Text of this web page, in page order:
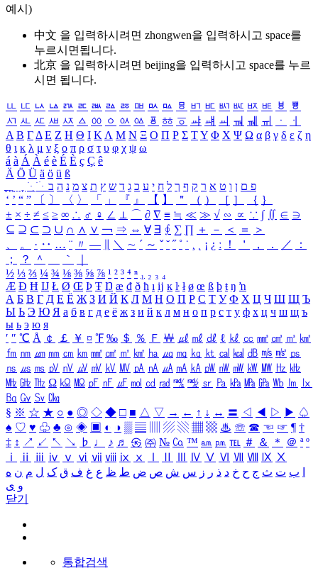
예시)
中文 을 입력하시려면 zhongwen을 입력하시고 space를
누르시면됩니다.
北京 을 입력하시려면 beijing을 입력하시고 space를 누르
시면 됩니다.
ㅥ ㅦ ㅧ ㅨ ㅩ ㅪ ㅫ ㅬ ㅭ ㅮ ㅯ ㅰ ㅱ ㅲ ㅳ ㅴ ㅵ ㅶ ㅷ ㅸ
ㅹ
ㅺ ㅻ ㅼ ㅽ ㅾ ㅿ ㆀ ㆁ ㆂ ㆃ ㆄ ㆅ ㆆ ㆇ ㆈ ㆉ ㆊ ㆋ ㆌ ㆍ
ㆎ
Α Β ΓΔ Ε Ζ Η Θ Ι ΚΛ Μ Ν Ξ Ο Π Ρ Σ ΤΥ Φ Χ Ψ Ω α β γ δ ε ζ η
θ ι κ λ μ ν ξ ο π ρ σ τ υ φ χ ψ ω
á à Á À é è É È ç Ç ê
Ä Ö Ü ä ö ü ß
ִֶֹ ֻּ ׁׂ פ ם ן ו ט א ר ק ף ך ל ח י ע כ ג ד ש ץ ת צ מ נ ה ב
‘ ’ “ ” 〔 〕 〈 〉 「 」 『 』 【 】 ＂ （ ） ［ ］ ｛ ｝
± × ÷ ≠ ≤ ≥ ∞ ∴ ♂ ♀ ∠ ⊥ ⌒ ∂ ∇ ≡ ≒ ≪ ≫ √ ∽ ∝ ∵ ∫ ∬ ∈ ∋
⊆ ⊇ ⊂ ⊃ ∪ ∩ ∧ ∨ ￢ ⇒ ⇔ ∀ ∃ ∮ ∑ ∏ ＋ － ＜ ＝
＞
、
。 · ‥ … ¨ 〃 ― ＼ ∼ ´ ～ ˇ ˘ ˝ ˚ ˙ ¸ ¡ ¿ ː ！ ＇ ， ． ／
：
；
？ ＾ ｀
½ ⅓ ⅔ ¼ ¾ ⅛ ⅜ ⅝ ⅞ ¹ ² ³ ⁴ ⁿ ₁ ₂ ₃ ₄
Æ Ð Ħ Ĳ Ł Ø Œ Þ Ŧ Ŋ æ đ ð ħ ı ĳ ĸ ŀ ł ø œ ß þ ŧ ŋ ŉ
А Б В Г Д Е Ё Ж З И Й К Л М Н О П Р С Т У Ф Х Ц Ч Ш Щ Ъ
Ы Ь Э Ю Я а б в г д е ё ж з и й к л м н о п р с т у ф х ц ч ш щ ъ
ы ь э ю я
′ ″ ℃ Å ￠ ￡ ￥ ¤ ℉ ‰ ＄ ％ Ｆ ￦ ㎕ ㎖ ㎗ ℓ ㎘ ㏄ ㎣ ㎤ ㎥ ㎦
㎙ ㎚ ㎛ ㎜ ㎝ ㎞ ㎟ ㎠ ㎡ ㎢ ㏊ ㎍ ㎎ ㎏ ㏏ ㎈ ㎉ ㏈ ㎧ ㎨ ㎰
㎱ ㎲ ㎳ ㎴ ㎵ ㎶ ㎷ ㎸ ㎹ ㎀ ㎁ ㎂ ㎃ ㎄ ㎺ ㎻ ㎽ ㎾ ㎿ ㎐ ㎑
㎒ ㎓ ㎔ Ω ㏀ ㏁ ㎊ ㎋ ㎌ ㏖ ㏅ ㎭ ㎮ ㎯ ㏛ ㎩ ㎪ ㎫ ㎬ ㏝ ㏐
㏓
㏃ ㏉ ㏜ ㏆
§ ※ ☆ ★ ○ ● ◎ ◇ ◆ □ ■ △ ▽ → ← ↑ ↓ ↔ 〓 ◁ ◀ ▷ ▶ ♤
♠ ♡ ♥ ♧ ♣ ⊙ ◈ ▣ ◐ ◑ ▒ ▤ ▨ ▧ ▦ ▩ ♨ ☏ ☎ ☜ ☞ ¶ †
‡ ↕ ↗ ↙ ↖ ↘ ♭ ♩ ♪ ♬ ㉿ ㈜ № ㏇ ™ ㏂ ㏘ ℡ ＃ ＆ ＊ ＠ ª º
ⅰ
ⅱ ⅲ ⅳ ⅴ ⅵ ⅶ ⅷ ⅸ ⅹ Ⅳ Ⅴ Ⅵ Ⅶ Ⅷ Ⅸ Ⅹ
ب ت ث ج ح خ د ذ ر ز س ش ص ض ط ظ ع غ ف ق ک ل م ن ه
و ی
닫기
통합검색